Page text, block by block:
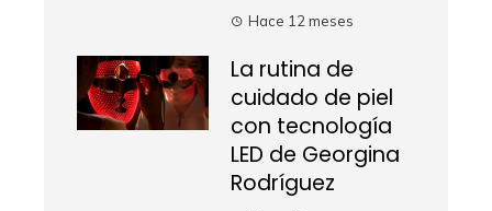
Hace 12 meses
La rutina de
cuidado de piel
con tecnología
LED de Georgina
Rodríguez